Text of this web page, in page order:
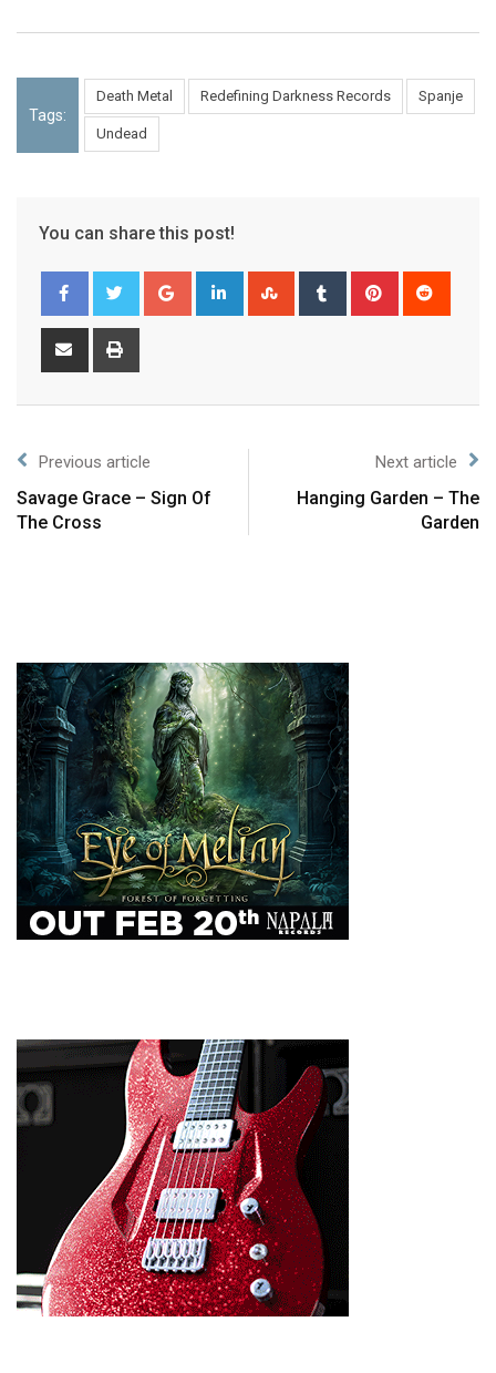
Tags:
Death Metal Redefining Darkness Records Spanje
Undead
You can share this post!
Previous article
Savage Grace – Sign Of
The Cross
Next article
Hanging Garden – The
Garden